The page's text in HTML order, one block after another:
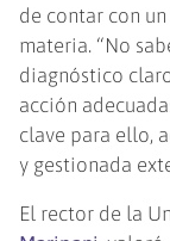
de contar con
materia. “No
diagnóstico
acción
clave para ello,
y gestionada
El rector de la